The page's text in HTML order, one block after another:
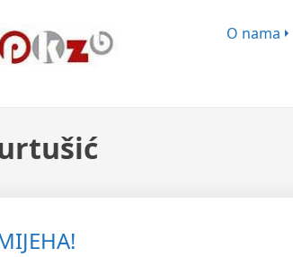
Pedagoško-O nama